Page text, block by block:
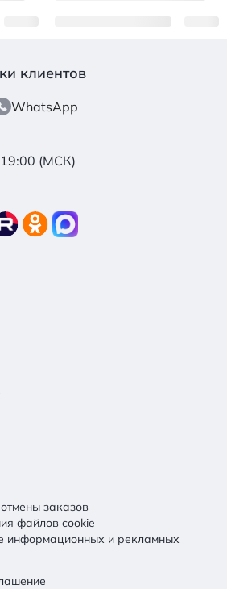
клиентов
WhatsApp
(МСК)
заказов
файлов cookie
информационных и рекламных